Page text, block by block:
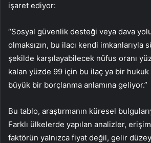
işaret ediyor:
“Sosyal güvenlik desteği veya dava
olmaksızın, bu ilacı kendi imkanlarıyla
şekilde karşılayabilecek nüfus oranı
kalan yüzde 99 için bu ilaç ya bir
büyük bir borçlanma anlamına geliyor.”
Bu tablo, araştırmanın küresel
Farklı ülkelerde yapılan analizler,
faktörün yalnızca fiyat değil, gelir